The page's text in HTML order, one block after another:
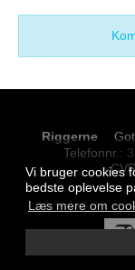
Vi bruger cookies
bedste oplevelse
Læs mere om
Riggerne
Telefonnr. :